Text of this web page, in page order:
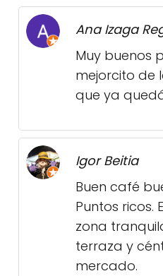
Ana Izaga
Muy buenos
mejorcito de
que ya
Igor Beitia
Buen café
Puntos ricos.
zona
terraza y
mercado.